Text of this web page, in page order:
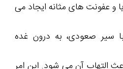
و عفونت های مثانه ایجاد می
سیر صعودی، به درون غده
التهاب آن می شود. این امر